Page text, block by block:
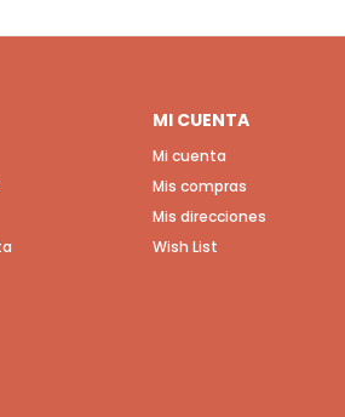
MI CUENTA
Mi cuenta
Mis compras
Mis direcciones
Wish List